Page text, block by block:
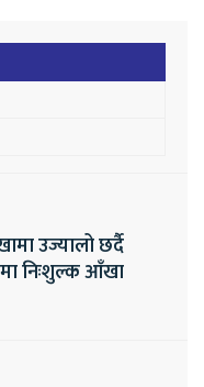
उज्यालो छर्दै
निःशुल्क आँखा